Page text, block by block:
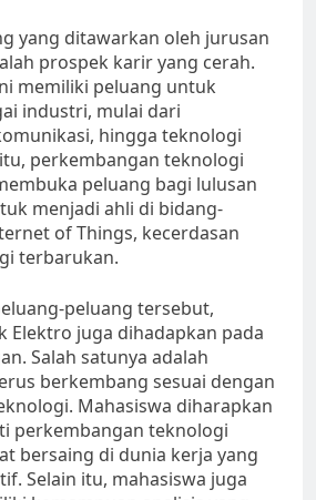
yang ditawarkan oleh jurusan
prospek karir yang cerah.
memiliki peluang untuk
industri, mulai dari
hingga teknologi
perkembangan teknologi
peluang bagi lulusan
menjadi ahli di bidang-
of Things, kecerdasan
terbarukan.
peluang tersebut,
Elektro juga dihadapkan pada
Salah satunya adalah
berkembang sesuai dengan
Mahasiswa diharapkan
perkembangan teknologi
bersaing di dunia kerja yang
Selain itu, mahasiswa juga